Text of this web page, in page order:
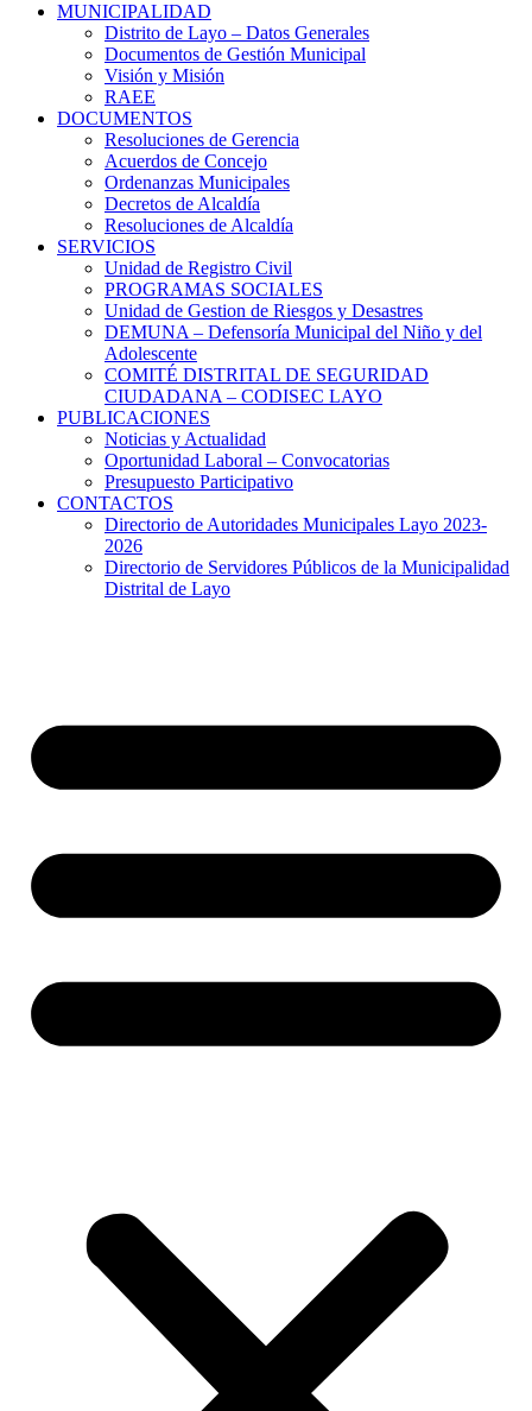
MUNICIPALIDAD
Distrito de Layo – Datos Generales
Documentos de Gestión Municipal
Visión y Misión
RAEE
DOCUMENTOS
Resoluciones de Gerencia
Acuerdos de Concejo
Ordenanzas Municipales
Decretos de Alcaldía
Resoluciones de Alcaldía
SERVICIOS
Unidad de Registro Civil
PROGRAMAS SOCIALES
Unidad de Gestion de Riesgos y Desastres
DEMUNA – Defensoría Municipal del Niño y del
Adolescente
COMITÉ DISTRITAL DE SEGURIDAD
CIUDADANA – CODISEC LAYO
PUBLICACIONES
Noticias y Actualidad
Oportunidad Laboral – Convocatorias
Presupuesto Participativo
CONTACTOS
Directorio de Autoridades Municipales Layo 2023-
2026
Directorio de Servidores Públicos de la Municipalidad
Distrital de Layo